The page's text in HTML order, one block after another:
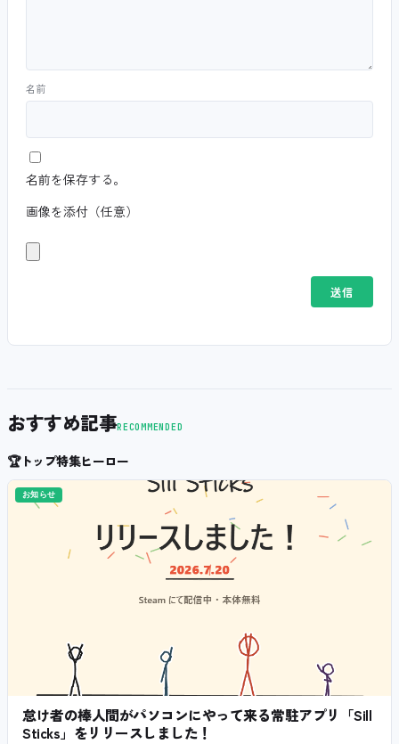
名前
名前を保存する。
画像を添付（任意）
おすすめ記事RECOMMENDED
🏆トップ特集ヒーロー
お知らせ
怠け者の棒人間がパソコンにやって来る常駐アプリ「Sill
Sticks」をリリースしました！